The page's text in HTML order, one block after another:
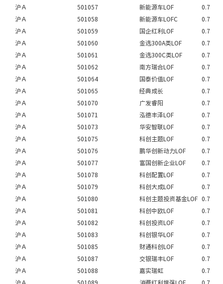
沪Ａ
501057 新能源车LOF
0.7
沪Ａ
501058 新能源车LOFC
0.7
沪Ａ
501059 国企红利LOF
0.7
沪Ａ
501060 金选300A类LOF
0.7
沪Ａ
501061 金选300C类LOF
0.7
沪Ａ
501062 南方瑞合LOF
0.7
沪Ａ
501064 国泰价值LOF
0.7
沪Ａ
501065 经典成长
0.7
沪Ａ
501070 广发睿阳
0.7
沪Ａ
501071 泓德丰泽LOF
0.7
沪Ａ
501073 华安智联LOF
0.7
沪Ａ
501075 科创主题LOF
0.7
沪Ａ
501076 鹏华创新动力LOF
0.7
沪Ａ
501077 富国创新企业LOF
0.7
沪Ａ
501078 科创配置LOF
0.7
沪Ａ
501079 科创大成LOF
0.7
沪Ａ
501080 科创主题投资基金LOF
0.7
沪Ａ
501081 科创中欧LOF
0.7
沪Ａ
501082 科创投资LOF
0.7
沪Ａ
501083 科创银华LOF
0.7
沪Ａ
501085 财通科创LOF
0.7
沪Ａ
501087 交银瑞丰LOF
0.7
沪Ａ
501088 嘉实瑞虹
0.7
沪Ａ
501089 消费红利增强LOF 0.7